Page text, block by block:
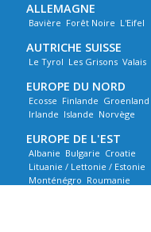
ALLEMAGNE
Bavière Forêt Noire L'Eifel
AUTRICHE SUISSE
Le Tyrol Les Grisons Valais
EUROPE DU NORD
Ecosse Finlande Groenland
Irlande Islande Norvège
EUROPE DE L'EST
Albanie Bulgarie Croatie
Lituanie / Lettonie / Estonie
Monténégro Roumanie